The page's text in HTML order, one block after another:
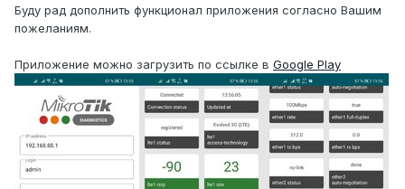
Буду рад дополнить функционал приложения согласно Вашим
пожеланиям.
Приложение можно загрузить по ссылке в Google Play